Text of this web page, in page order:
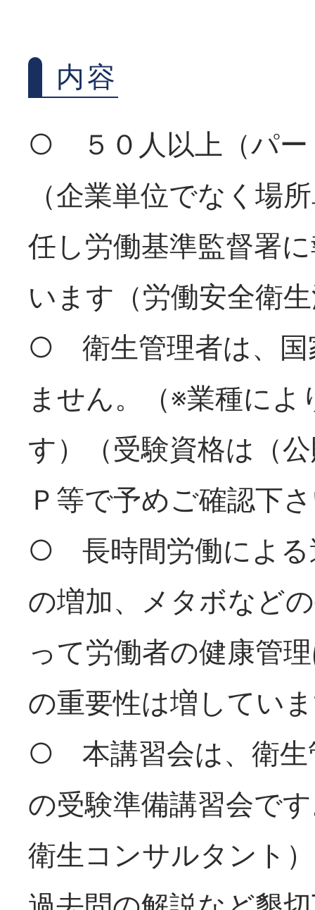
内容
○ ５０人以上（パー
（企業単位でなく場
任し労働基準監督署
います（労働安全衛
○ 衛生管理者は、国
ません。（※業種に
す）（受験資格は（
Ｐ等で予めご確認下
○ 長時間労働による
の増加、メタボなど
って労働者の健康管
の重要性は増してい
○ 本講習会は、衛生
の受験準備講習会で
衛生コンサルタント